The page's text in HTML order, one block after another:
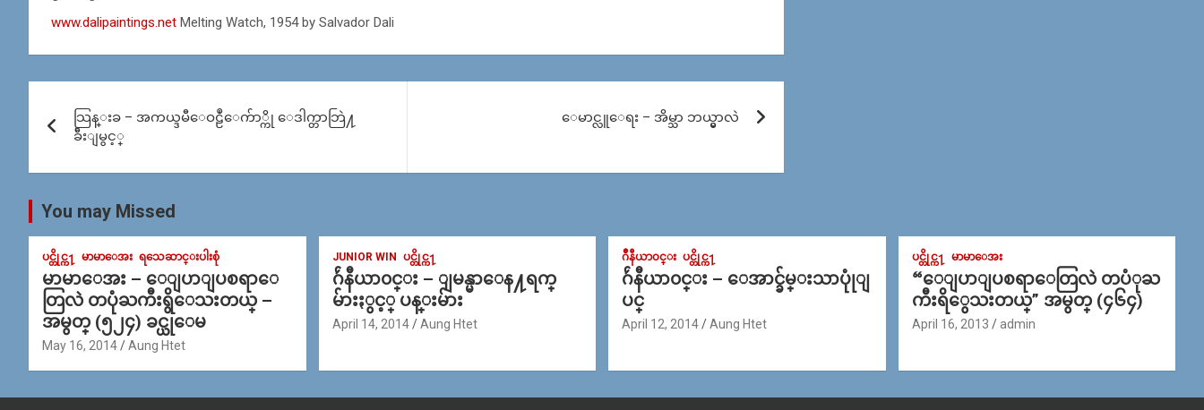
www.dalipaintings.net Melting Watch, 1954 by Salvador Dali
navigation
သြန္းခ – အကယ္ဒမီေဝဠဳေက်ာ္ကို ေဒါက္တာဘြဲ႔
ခ်ီးျမွင့္
ေမာင္လူေရး – အိမ္သာ ဘယ္မွာလဲ
You may Missed
ပင္တိုင္က႑ မာမာေအး ရသေဆာင္းပါးစုံ
မာမာေအး – ေျပာျပစရာေ
တြလဲ တပုံႀကီးရွိေသးတယ္ –
အမွတ္ (၅၂၄) ခင္ယုေမ
May 16, 2014 Aung Htet
JUNIOR WIN ပင္တိုင္က႑
ဂ်ဴနီယာ၀င္း – ျမန္မာေန႔ရက္
မ်ားႏွင့္ ပန္းမ်ား
April 14, 2014 Aung Htet
ဂ်ဳနီယာ၀င္း ပင္တိုင္က႑
ဂ်ဴနီယာ၀င္း – ေအာင္ခ်မ္းသာပုုံျ
ပင္
April 12, 2014 Aung Htet
ပင္တိုင္က႑ မာမာေအး
“ေျပာျပစရာေတြလဲ တပံုႀ
ကီးရိွေသးတယ္” အမွတ္ (၄၆၄)
April 16, 2013 admin